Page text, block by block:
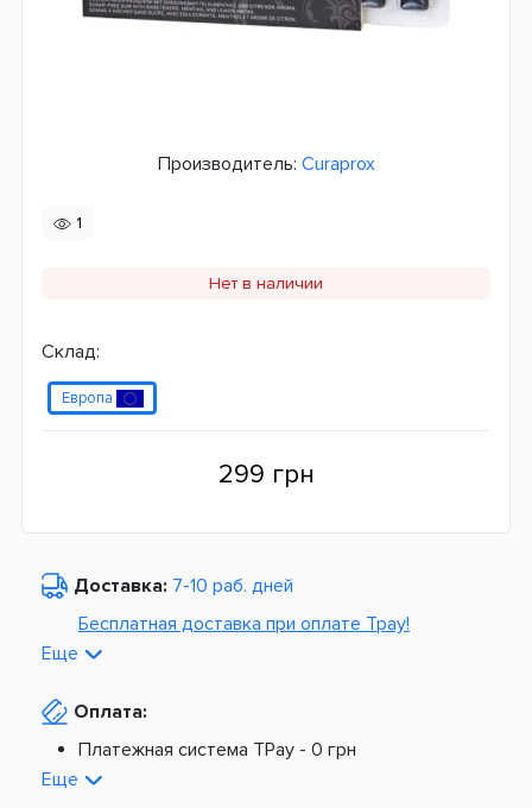
Производитель: Curaprox
1
Нет в наличии
Склад:
Европа
299 грн
Доставка: 7-10 раб. дней
Бесплатная доставка при оплате Tpay!
Из Европы от
Платная доставка по Украине:
Еще
Оплата:
Платежная система TPay - 0 грн
На расчетный счет -
Еще